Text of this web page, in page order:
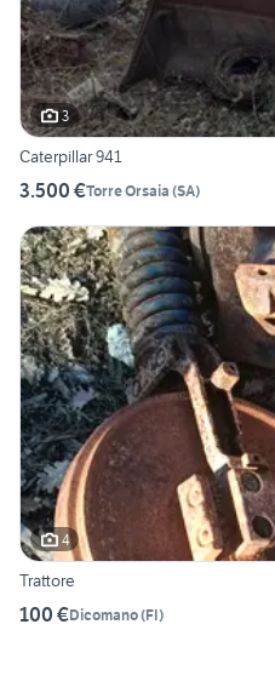
3
Caterpillar 941
3.500 €Torre Orsaia (SA)
4
Trattore
100 €Dicomano(FI)